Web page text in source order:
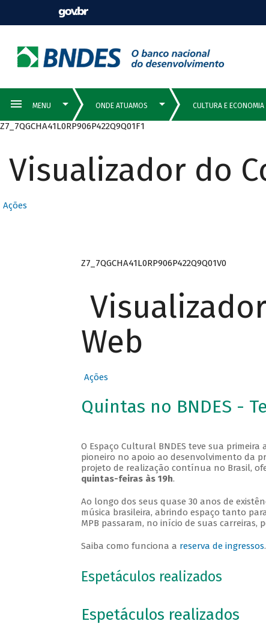
Z7_7QGCHA41L0RP906P422Q9Q01F1
Visualizador do
Ações
Z7_7QGCHA41L0RP906P422Q9Q01V0
Web
Ações
Quintas no BNDES -
O Espaço Cultural BNDES teve sua
pioneiro no apoio ao desenvolvimento da
projeto de realização contínua no Brasil,
quintas-feiras às 19h.
Ao longo dos seus quase 30 anos de
música brasileira, abrindo espaço tanto
MPB passaram, no início de suas carreiras,
Saiba como funciona a reserva de ingressos.
Espetáculos realizados
Espetáculos realizados